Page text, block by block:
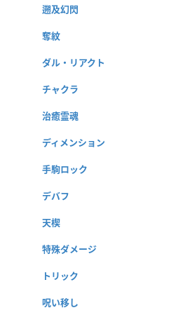
遡及幻閃
奪紋
ダル・リアクト
チャクラ
治癒霊魂
ディメンション
手駒ロック
デバフ
天楔
特殊ダメージ
トリック
呪い移し